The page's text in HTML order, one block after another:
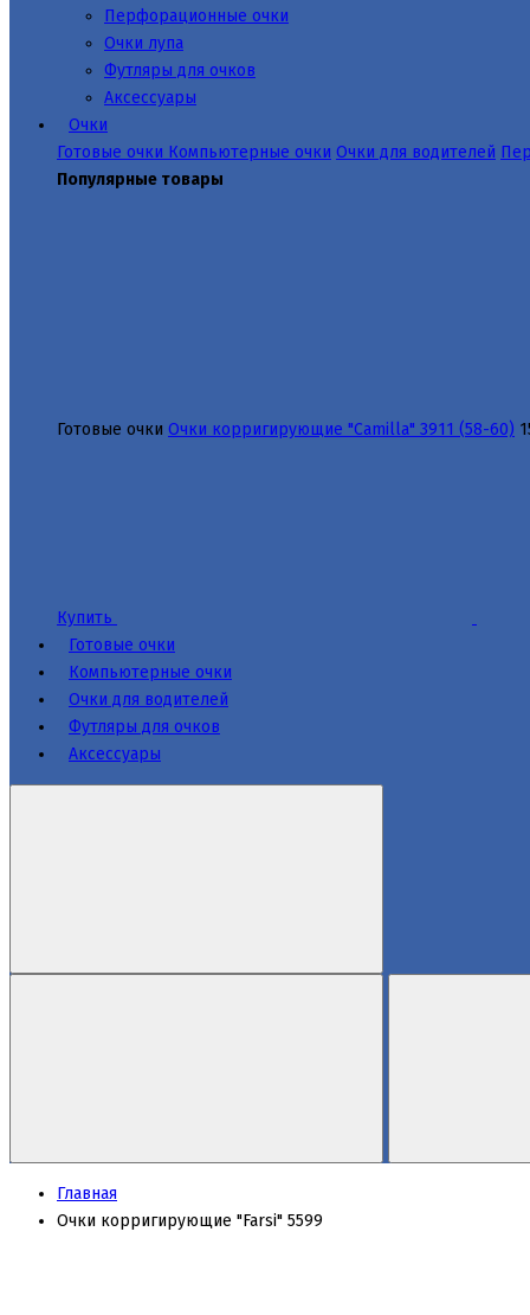
Перфорационные очки
Очки лупа
Футляры для очков
Аксессуары
Очки
Готовые очки Компьютерные очки Очки для водителей
Популярные товары
Готовые очки Очки корригирующие "Camilla" 3911 (58-60)
Купить
Готовые очки
Компьютерные очки
Очки для водителей
Футляры для очков
Аксессуары
Главная
Очки корригирующие "Farsi" 5599